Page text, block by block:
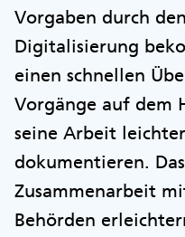
Vorgaben durch
Digitalisierung
einen schnellen
Vorgänge auf dem
seine Arbeit
dokumentieren.
Zusammenarbeit
Behörden